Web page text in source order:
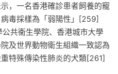
，一名香港確診患者飼養的寵
毒採樣為「弱陽性」[259]
共衞生學院、香港城市大學
及世界動物衛生組織一致認為
特殊傳染性肺炎的犬類[261]